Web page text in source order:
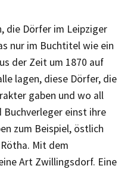
die Dörfer im Leipziger
nur im Buchtitel wie ein
der Zeit um 1870 auf
lagen, diese Dörfer, die
gaben und wo all
Buchverleger einst ihre
zum Beispiel, östlich
Mit dem
Art Zwillingsdorf. Eine